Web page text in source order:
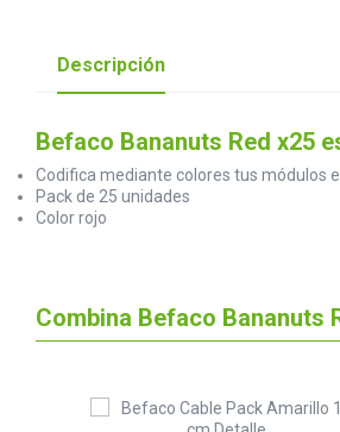
Descripción
Befaco Bananuts Red x25
Codifica mediante colores tus módulos
Pack de 25 unidades
Color rojo
Combina Befaco Bananuts